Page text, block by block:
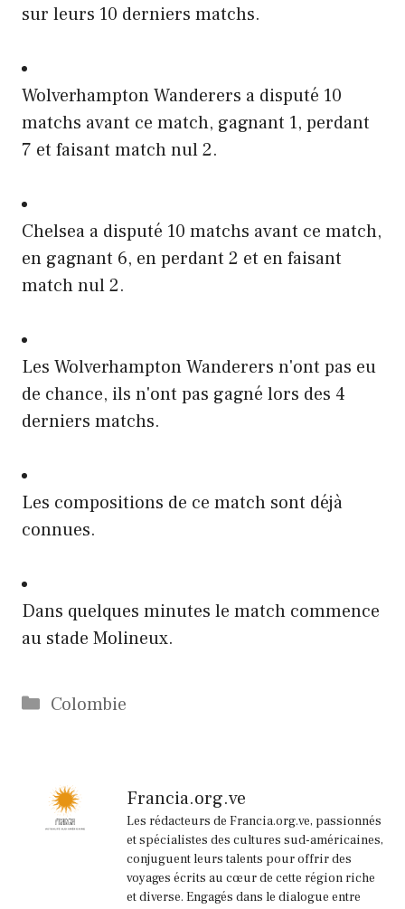
sur leurs 10 derniers matchs.
Wolverhampton Wanderers a disputé 10
matchs avant ce match, gagnant 1, perdant
7 et faisant match nul 2.
Chelsea a disputé 10 matchs avant ce match,
en gagnant 6, en perdant 2 et en faisant
match nul 2.
Les Wolverhampton Wanderers n'ont pas eu
de chance, ils n'ont pas gagné lors des 4
derniers matchs.
Les compositions de ce match sont déjà
connues.
Dans quelques minutes le match commence
au stade Molineux.
Catégories
Colombie
Francia.org.ve
Les rédacteurs de Francia.org.ve, passionnés
et spécialistes des cultures sud-américaines,
conjuguent leurs talents pour offrir des
voyages écrits au cœur de cette région riche
et diverse. Engagés dans le dialogue entre